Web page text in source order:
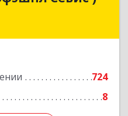
724
8
Новомосковский р-н,